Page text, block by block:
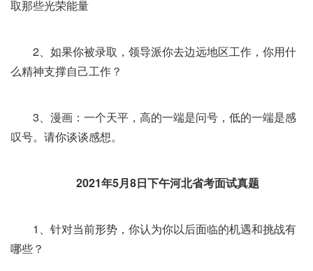
取那些光荣能量
2、如果你被录取，领导派你去边远地区工作，你用什
么精神支撑自己工作？
3、漫画：一个天平，高的一端是问号，低的一端是感
叹号。请你谈谈感想。
2021年5月8日下午河北省考面试真题
1、针对当前形势，你认为你以后面临的机遇和挑战有
哪些？